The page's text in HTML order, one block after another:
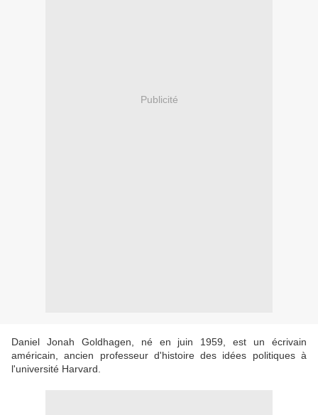
Publicité
Daniel Jonah Goldhagen, né en juin 1959, est un écrivain
américain, ancien professeur d'histoire des idées politiques à
l'université Harvard.